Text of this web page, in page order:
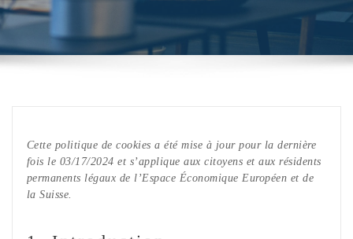
Cette politique de cookies a été mise à jour pour la dernière
fois le 03/17/2024 et s’applique aux citoyens et aux résidents
permanents légaux de l’Espace Économique Européen et de
la Suisse.